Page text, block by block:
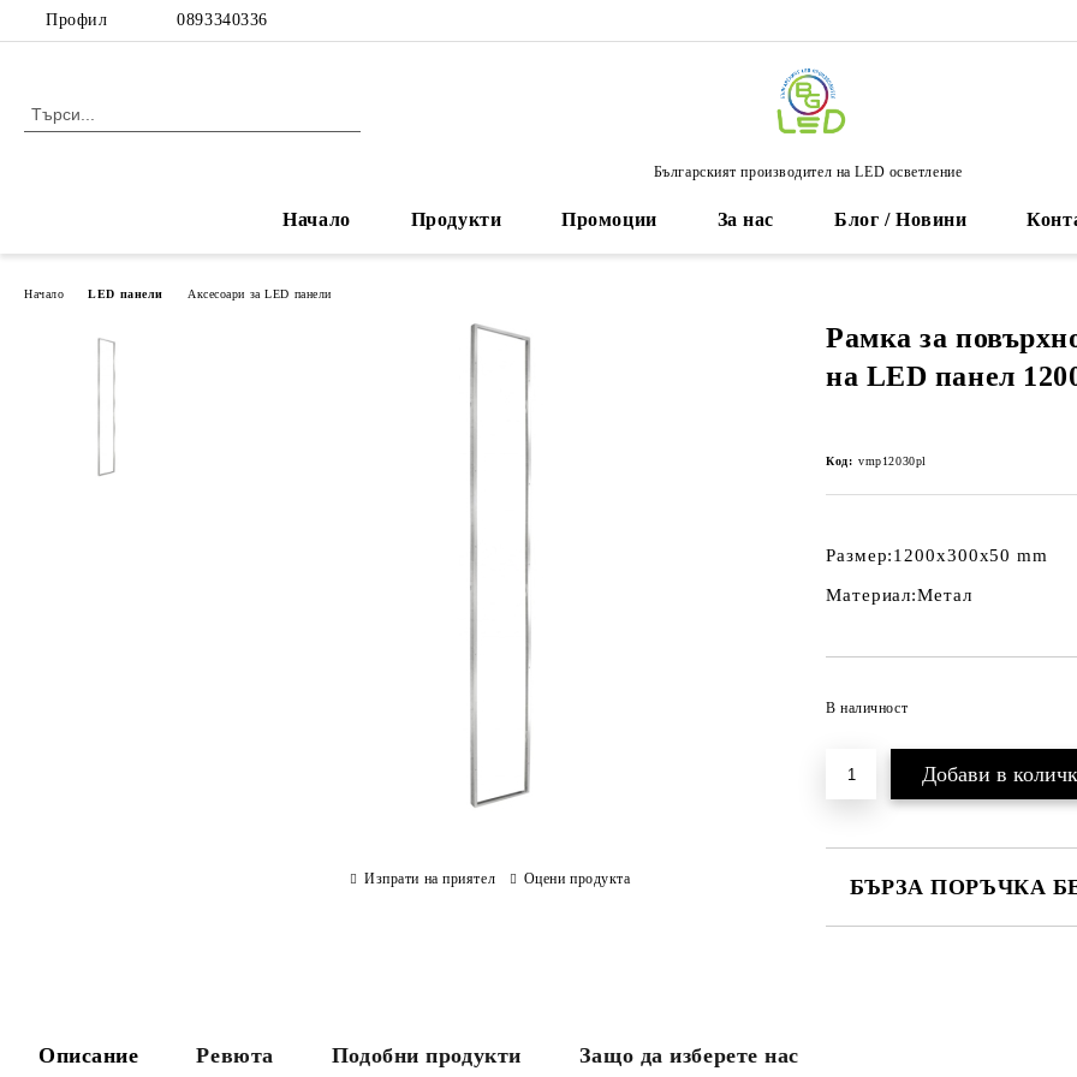
Профил 0893340336
Българският производител на LED осветление
Начало Продукти Промоции За нас Блог / Новини
Начало LED панели Аксесоари за LED панели
Рамка за
на LED панел
Код: vmp12030pl
Размер:1200х300х50 mm
Материал:Метал
В наличност
БЪРЗА ПОРЪЧКА
Изпрати на приятел Оцени продукта
Описание Ревюта Подобни продукти Защо да изберете нас